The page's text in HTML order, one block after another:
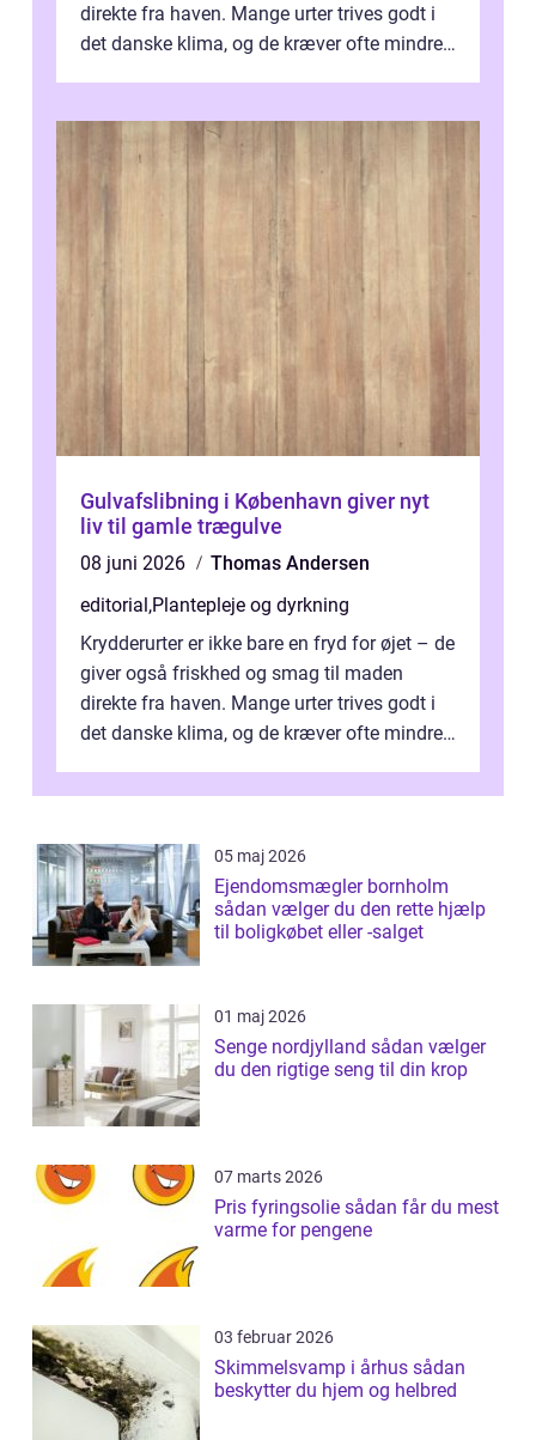
direkte fra haven. Mange urter trives godt i
det danske klima, og de kræver ofte mindre
Gulvafslibning i København giver nyt
liv til gamle trægulve
08 juni 2026
Thomas Andersen
editorial,Plantepleje og dyrkning
Krydderurter er ikke bare en fryd for øjet – de
giver også friskhed og smag til maden
direkte fra haven. Mange urter trives godt i
det danske klima, og de kræver ofte mindre
05 maj 2026
Ejendomsmægler bornholm
sådan vælger du den rette hjælp
til boligkøbet eller -salget
01 maj 2026
Senge nordjylland sådan vælger
du den rigtige seng til din krop
07 marts 2026
Pris fyringsolie sådan får du mest
varme for pengene
03 februar 2026
Skimmelsvamp i århus sådan
beskytter du hjem og helbred